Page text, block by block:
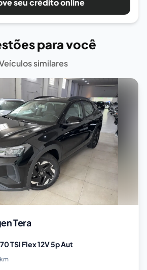
seu crédito online
para você
similares
Tera
TSI Flex 12V 5p Aut